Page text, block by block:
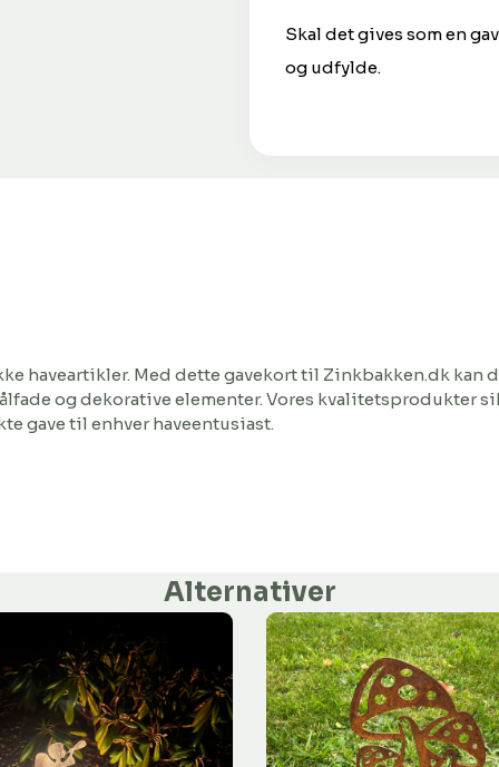
Skal det gives som en
og udfylde.
haveartikler. Med dette gavekort til Zinkbakken.dk kan
og dekorative elementer. Vores kvalitetsprodukter
gave til enhver haveentusiast.
Alternativer